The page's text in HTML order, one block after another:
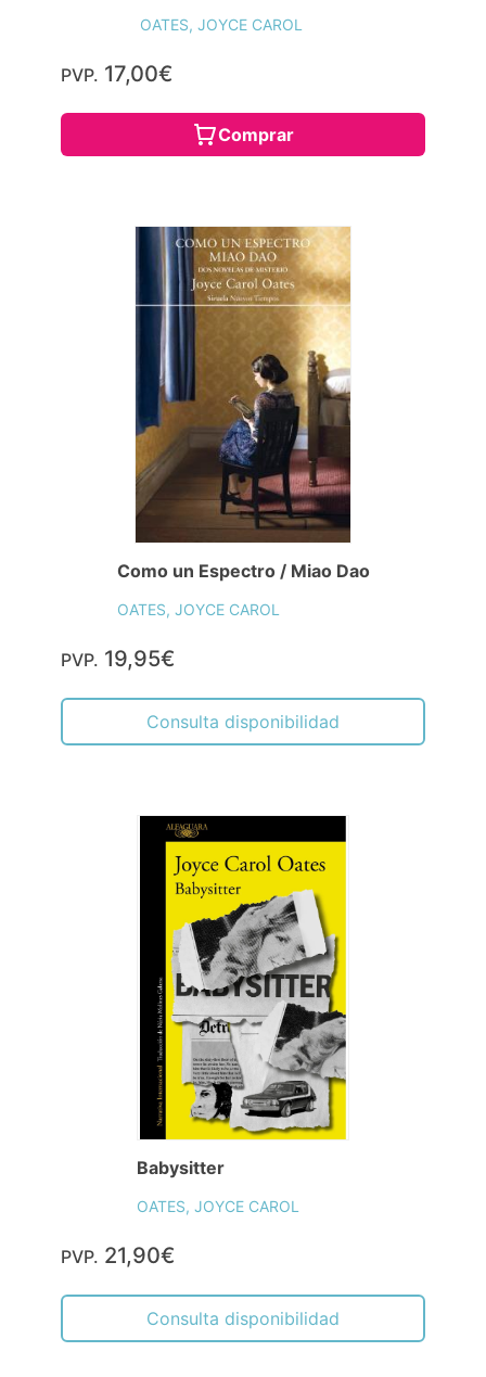
OATES, JOYCE CAROL
PVP. 17,00€
Comprar
Como un Espectro / Miao Dao
OATES, JOYCE CAROL
PVP. 19,95€
Consulta disponibilidad
Babysitter
OATES, JOYCE CAROL
PVP. 21,90€
Consulta disponibilidad